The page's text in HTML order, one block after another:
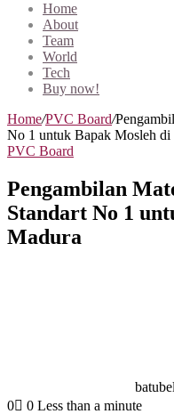
Home
About
Team
World
Tech
Buy now!
Home/PVC Board/
No 1 untuk Bapak Mosleh di
PVC Board
Pengambilan
Standart No 1
Madura
0
0 Less than a minute